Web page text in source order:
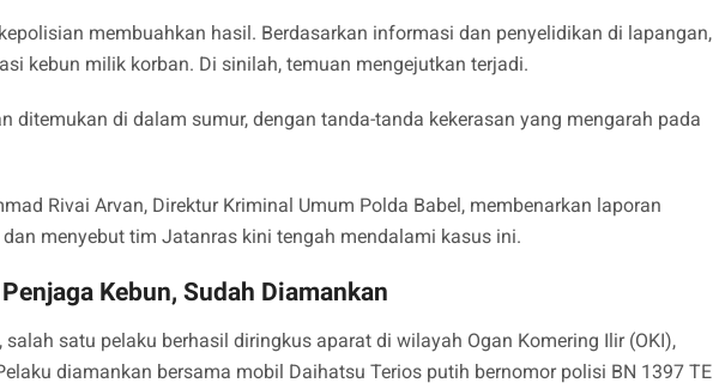
membuahkan hasil. Berdasarkan informasi dan penyelidikan di lapangan,
kebun milik korban. Di sinilah, temuan mengejutkan terjadi.
ditemukan di dalam sumur, dengan tanda-tanda kekerasan yang mengarah pada
Rivai Arvan, Direktur Kriminal Umum Polda Babel, membenarkan laporan
menyebut tim Jatanras kini tengah mendalami kasus ini.
Kebun, Sudah Diamankan
salah satu pelaku berhasil diringkus aparat di wilayah Ogan Komering Ilir (OKI),
diamankan bersama mobil Daihatsu Terios putih bernomor polisi BN 1397 TE